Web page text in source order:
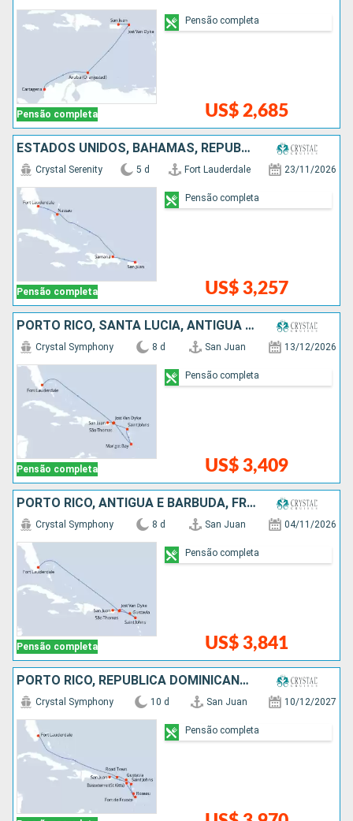
Pensão completa US$ 2,685
Pensão completa
ESTADOS UNIDOS, BAHAMAS, REPUBLICA DOMINICANA, PORTO RICO
Pensão completa
Crystal Serenity 5 d Fort Lauderdale 23/11/2026
US$ 3,257
Pensão completa
PORTO RICO, SANTA LUCIA, ANTIGUA E BARBUDA, ESTADOS UNIDOS
Pensão completa
Crystal Symphony 8 d San Juan 13/12/2026
US$ 3,409
Pensão completa
PORTO RICO, ANTIGUA E BARBUDA, FRANCIA, ESTADOS UNIDOS
Pensão completa
Crystal Symphony 8 d San Juan 04/11/2026
US$ 3,841
Pensão completa
PORTO RICO, REPUBLICA DOMINICANA, ANTIGUA E BARBUDA, FRANCIA, ESTADOS UNIDOS
Crystal Symphony 10 d San Juan 10/12/2027
Pensão completa